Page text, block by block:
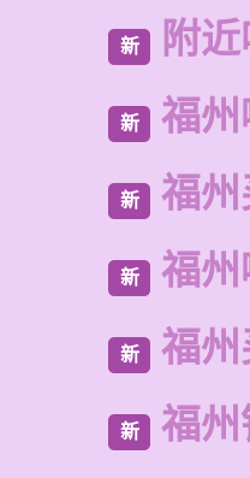
新 附近
新 福
新 福
新 福
新 福
新 福